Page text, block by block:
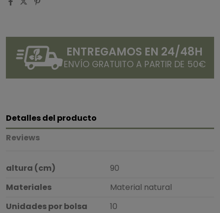
ENTREGAMOS EN 24/48H
ENVÍO GRATUITO A PARTIR DE 50€
Detalles del producto
Reviews
altura (cm)
90
Materiales
Material natural
Unidades por bolsa
10